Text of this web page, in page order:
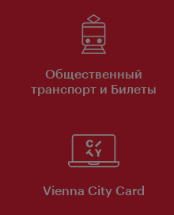
Общественный
транспорт и Билеты
Vienna City Card